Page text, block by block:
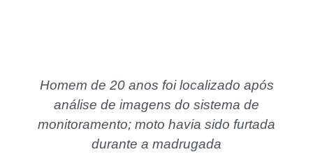
Homem de 20 anos foi localizado após
análise de imagens do sistema de
monitoramento; moto havia sido furtada
durante a madrugada